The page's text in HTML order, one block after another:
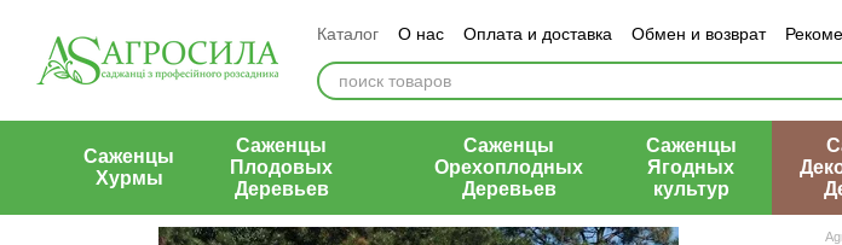
Каталог О нас Оплата и доставка Обмен и возврат
Контакты
Отзывы о магазине
Саженцы
Хурмы
Саженцы
Плодовых
Деревьев
Саженцы
Орехоплодных
Деревьев
Саженцы
Ягодных
культур